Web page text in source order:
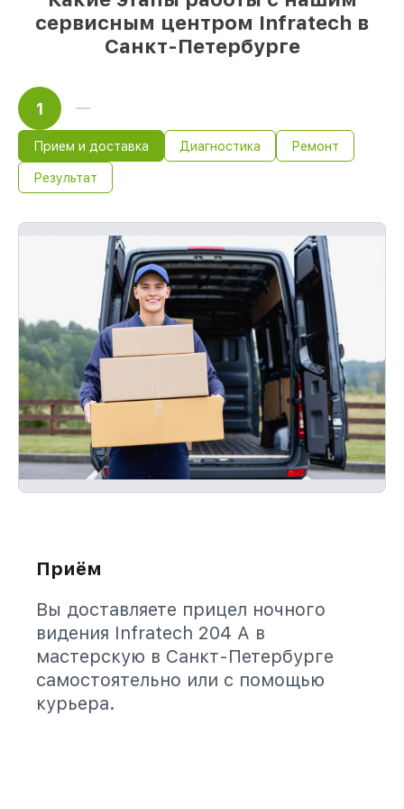
сервисным центром Infratech в
Санкт-Петербурге
1
Прием и доставка Диагностика Ремонт
Результат
Приём
Вы доставляете прицел ночного
видения Infratech 204 А в
мастерскую в Санкт-Петербурге
самостоятельно или с помощью
курьера.